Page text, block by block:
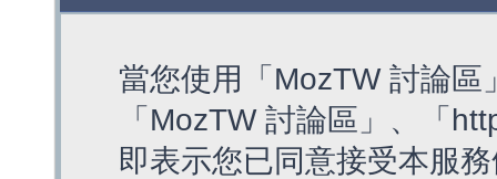
當您使用「MozTW 討論
「MozTW 討論區」、「
即表示您已同意接受本服